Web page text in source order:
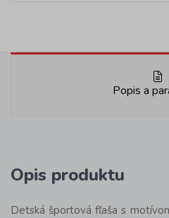
Popis a
Opis produktu
Detská športová fľaša s